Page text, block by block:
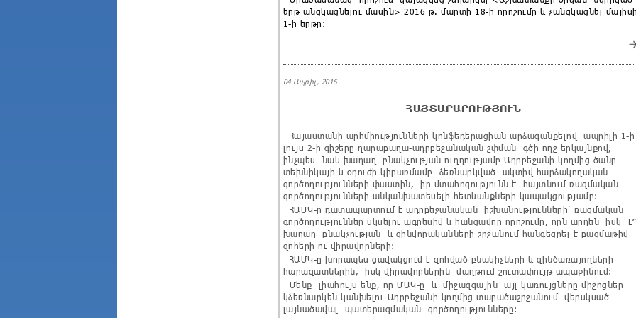
երթ անցկացնելու մասին> 2016 թ. մարտի 18-ի որոշումը և չանցկացնել
1-ի երթը:
04 Ապրիլ, 2016
ՀԱՅՏԱՐԱՐՈՒԹՅՈՒՆ
Հայաստանի արհմիությունների կոնֆեդերացիան արձագանքելով ապրիլի 1-ի
լույս 2-ի գիշերը ղարաբաղա-ադրբեջանական շփման գծի ողջ երկայնքով,
ինչպես նաև խաղաղ բնակչության ուղղությամբ Ադրբեջանի կողմից ծանր
տեխնիկայի և օդուժի կիրառմամբ ձեռնարկված ակտիվ հարձակողական
գործողությունների փաստին, իր մտահոգությունն է հայտնում ռազմական
գործողությունների անկանխատեսելի հետևանքների կապակցությամբ:
ՀԱՄԿ-ը դատապարտում է ադրբեջանական իշխանությունների՝ ռազմական
գործողություններ սկսելու ագրեսիվ և հանցավոր որոշումը, որն արդեն իսկ
խաղաղ բնակչության և զինվորականների շրջանում հանգեցրել է բազմաթիվ
զոհերի ու վիրավորների:
ՀԱՄԿ-ը խորապես ցավակցում է զոհված բնակիչների և զինծառայողների
հարազատներին, իսկ վիրավորներին մաղթում շուտափույթ ապաքինում:
Մենք լիահույս ենք, որ ՄԱԿ-ը և միջազգային այլ կառույցները միջոցներ
կձեռնարկեն կանխելու Ադրբեջանի կողմից տարածաշրջանում վերսկսած
լայնածավալ պատերազմական գործողությունները: